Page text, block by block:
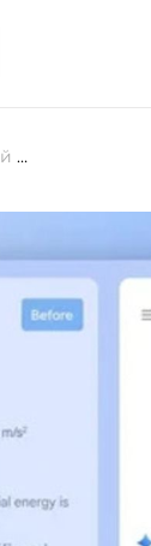
Gemini запускає Guided Learning — новий формат навчання без готових відповідей